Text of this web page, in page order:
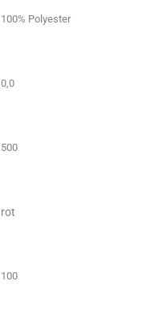
100% Polyester
0,0
500
rot
100